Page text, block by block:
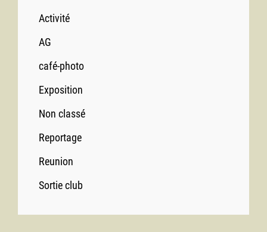
Activité
AG
café-photo
Exposition
Non classé
Reportage
Reunion
Sortie club